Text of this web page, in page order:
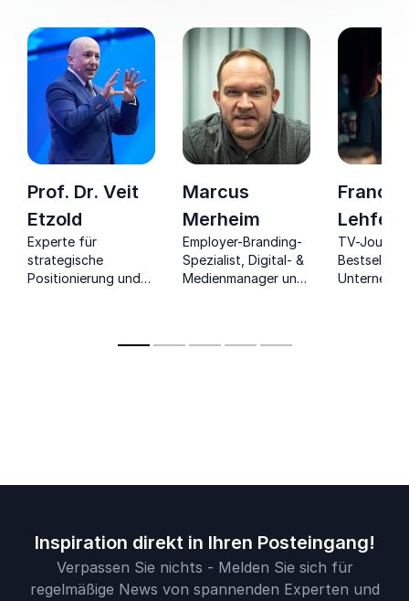
Prof. Dr. Veit
Etzold
Experte für
strategische
Positionierung und
Differenzierung.
Marcus
Merheim
Employer-Branding-
Spezialist, Digital- &
Medienmanager und
Franca
TV-
Inspiration direkt in Ihren Posteingang!
Verpassen Sie nichts - Melden Sie sich für
regelmäßige News von spannenden Experten und